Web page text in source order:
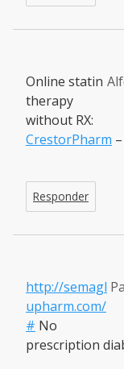
Online statin
therapy
without RX:
CrestorPharm
Responder
http://semagl
upharm.com/
# No
prescription